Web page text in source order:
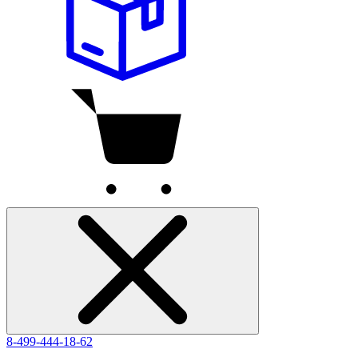
8-499-444-18-62